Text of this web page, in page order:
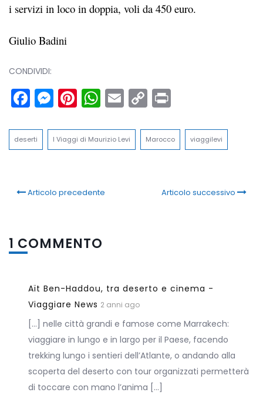
i servizi in loco in doppia, voli da 450 euro.
Giulio Badini
CONDIVIDI:
Facebook
Messenger
Pinterest
WhatsApp
Email
Copy
deserti I Viaggi di Maurizio Levi Marocco viaggilevi
Articolo precedente Articolo successivo
1 COMMENTO
Aït Ben-Haddou, tra deserto e cinema -
Viaggiare News 2 anni ago
[…] nelle città grandi e famose come Marrakech:
viaggiare in lungo e in largo per il Paese, facendo
trekking lungo i sentieri dell’Atlante, o andando alla
scoperta del deserto con tour organizzati permetterà
di toccare con mano l’anima […]